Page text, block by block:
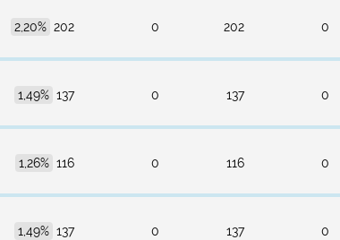
2,20% 202 0 202 0
1,49% 137 0 137 0
1,26% 116 0 116 0
1,49% 137 0 137 0